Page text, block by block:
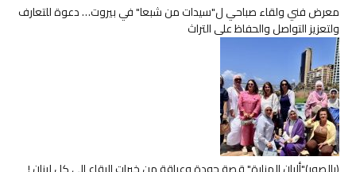
معرض فني ولقاء صباحي ل"سيدات من شبعا" في بيروت… دعوة للتعارف
ولتعزيز التواصل والحفاظ على التراث